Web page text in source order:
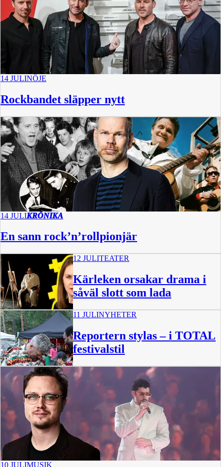
14 JULINÖJE
Rockbandet släpper nytt
14 JULIKRÖNIKA
En sann rock’n’rollpionjär
12 JULITEATER
Kärleken orsakar drama i
såväl slott som lada
11 JULINYHETER
Reportern stylas – i TOTAL
festivalstil
10 JULIMUSIK